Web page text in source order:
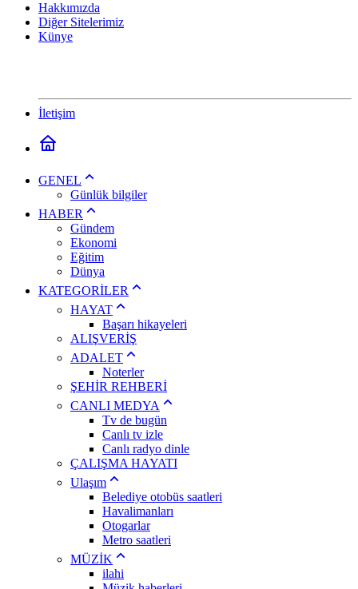
Hakkımızda
Diğer Sitelerimiz
Künye
İletişim
GENEL
Günlük bilgiler
HABER
Gündem
Ekonomi
Eğitim
Dünya
KATEGORİLER
HAYAT
Başarı hikayeleri
ALIŞVERİŞ
ADALET
Noterler
ŞEHİR REHBERİ
CANLI MEDYA
Tv de bugün
Canlı tv izle
Canlı radyo dinle
ÇALIŞMA HAYATI
Ulaşım
Belediye otobüs saatleri
Havalimanları
Otogarlar
Metro saatleri
MÜZİK
ilahi